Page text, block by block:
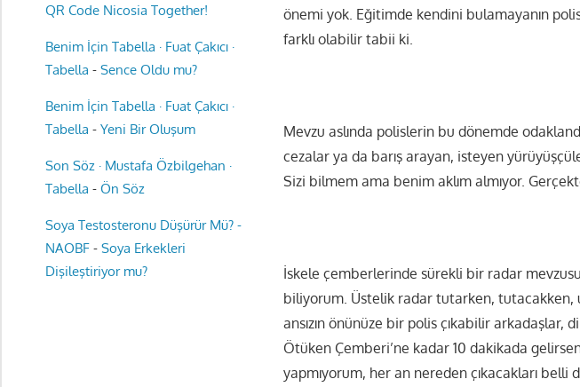
önemi yok. Eğitimde kendini bulamayanın
farklı olabilir tabii ki.
Mevzu aslında polislerin bu dönemde
cezalar ya da barış arayan, isteyen
Sizi bilmem ama benim aklım almıyor.
İskele çemberlerinde sürekli bir radar mevzusu
biliyorum. Üstelik radar tutarken, tutacakken,
ansızın önünüze bir polis çıkabilir arkadaşlar,
Ötüken Çemberi’ne kadar 10 dakikada
yapmıyorum, her an nereden çıkacakları belli
QR Code Nicosia Together!
Benim İçin Tabella · Fuat Çakıcı ·
Tabella - Sence Oldu mu?
Benim İçin Tabella · Fuat Çakıcı ·
Tabella - Yeni Bir Oluşum
Son Söz · Mustafa Özbilgehan ·
Tabella - Ön Söz
Soya Testosteronu Düşürür Mü? -
NAOBF- Soya Erkekleri
Dişileştiriyor mu?